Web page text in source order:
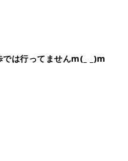
では行ってませんm(_ _)m